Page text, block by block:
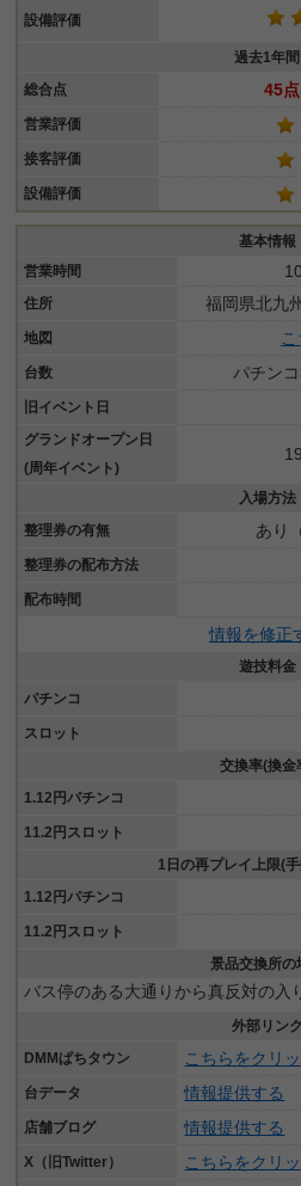
設備評価
過去1年間
総合点
45点
営業評価
接客評価
設備評価
基本情報
営業時間
住所 福岡県北九
地図
台数 パチン
旧イベント日
グランドオープン日
(周年イベント)
入場方法
整理券の有無
あり
整理券の配布方法
配布時間
情報を修正
遊技料金
パチンコ
スロット
交換率(換金
1.12円パチンコ
11.2円スロット
1日の再プレイ上限(
1.12円パチンコ
11.2円スロット
景品交換所の
バス停のある大通りから真反対の入
外部リンク
DMMぱちタウン
こちらをクリ
台データ 情報提供する
店舗ブログ 情報提供する
X（旧Twitter） こちらをクリ